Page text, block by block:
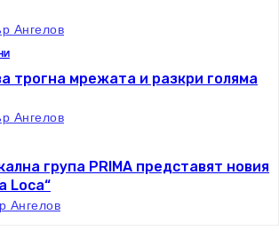
Ангелов
трогна мрежата и разкри голяма
Ангелов
група PRIMA представят новия
Loca“
Ангелов